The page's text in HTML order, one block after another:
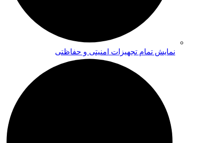
نمایش تمام تجهیزات امنیتی و حفاظتی